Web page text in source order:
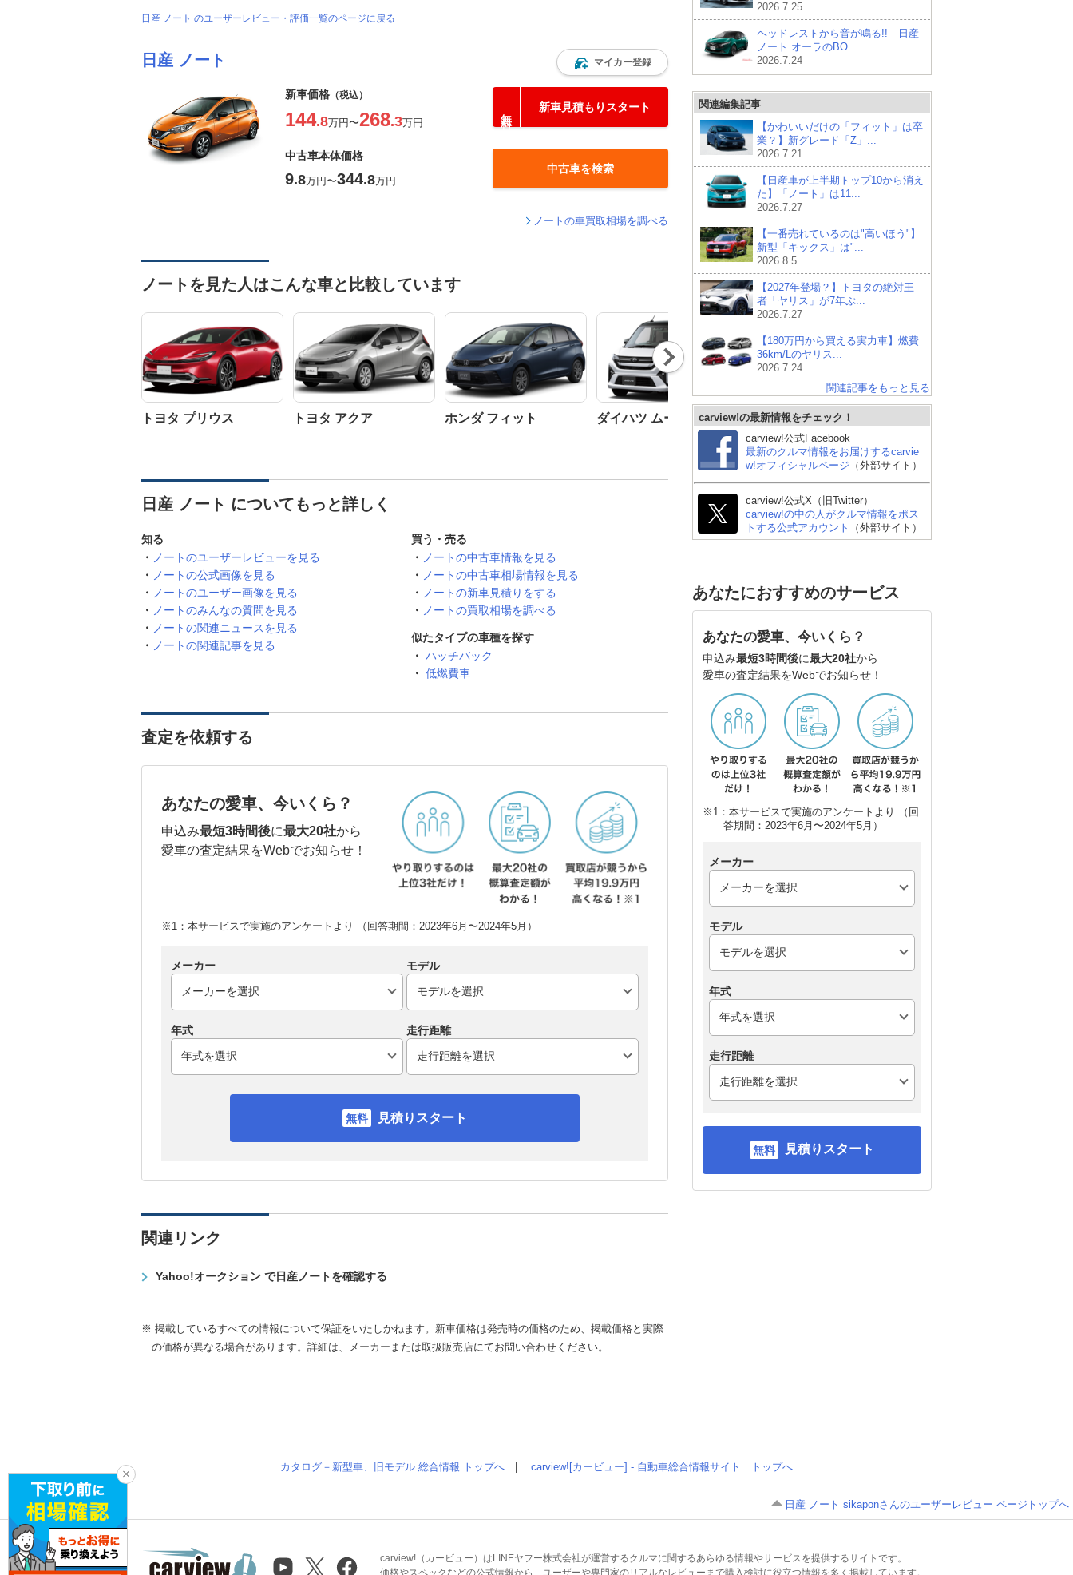
日産 ノート のユーザーレビュー・評価一覧のページに戻る
日産 ノート マイカー登録
新車価格 （税込）
144.8万円〜268.3万円
新車見積もりスタート
中古車本体価格
9.8万円〜344.8万円
中古車を検索
ノートの車買取相場を調べる
ノートを見た人はこんな車と比較しています
トヨタ プリウス トヨタ アクア ホンダ フィット ダイハツ ムーヴ トヨタ ヤリス
Nex
t
日産 ノート についてもっと詳しく
知る
ノートのユーザーレビューを見る
ノートの公式画像を見る
ノートのユーザー画像を見る
ノートのみんなの質問を見る
ノートの関連ニュースを見る
ノートの関連記事を見る
買う・売る
ノートの中古車情報を見る
ノートの中古車相場情報を見る
ノートの新車見積りをする
ノートの買取相場を調べる
似たタイプの車種を探す
ハッチバック
低燃費車
査定を依頼する
あなたの愛車、今いくら？
申込み最短3時間後に最大20社から
愛車の査定結果をWebでお知らせ！
※1：本サービスで実施のアンケートより （回答期間：2023年6月〜2024年5月）
メーカー モデル
年式 走行距離
見積りスタート
関連リンク
Yahoo!オークション で日産ノートを確認する
※ 掲載しているすべての情報について保証をいたしかねます。新車価格は発売時の価格のため、掲載価格と実際
の価格が異なる場合があります。詳細は、メーカーまたは取扱販売店にてお問い合わせください。
2026.7.25
ヘッドレストから音が鳴る!! 日産
ノート オーラのBO...
2026.7.24
関連編集記事
【かわいいだけの「フィット」は卒
業？】新グレード「Z」...
2026.7.21
【日産車が上半期トップ10から消え
た】「ノート」は11...
2026.7.27
【一番売れているのは"高いほう"】
新型「キックス」は"...
2026.8.5
【2027年登場？】トヨタの絶対王
者「ヤリス」が7年ぶ...
2026.7.27
【180万円から買える実力車】燃費
36km/Lのヤリス...
2026.7.24
関連記事をもっと見る
carview!の最新情報をチェック！
carview!公式Facebook
最新のクルマ情報をお届けするcarvie
w!オフィシャルページ （外部サイト）
carview!公式X（旧Twitter）
carview!の中の人がクルマ情報をポス
トする公式アカウント
（外部サイト）
あなたにおすすめのサービス
あなたの愛車、今いくら？
申込み最短3時間後に最大20社から
愛車の査定結果をWebでお知らせ！
※1：本サービスで実施のアンケートより （回
答期間：2023年6月〜2024年5月）
メーカー
モデル
年式
走行距離
見積りスタート
カタログ－新型車、旧モデル 総合情報 トップへ carview![カービュー] - 自動車総合情報サイト トップへ
日産 ノート sikaponさんのユーザーレビュー ページトップへ
carview!（カービュー）はLINEヤフー株式会社が運営するクルマに関するあらゆる情報やサービスを提供するサイトです。
価格やスペックなどの公式情報から、ユーザーや専門家のリアルなレビューまで購入検討に役立つ情報を多く掲載しています。